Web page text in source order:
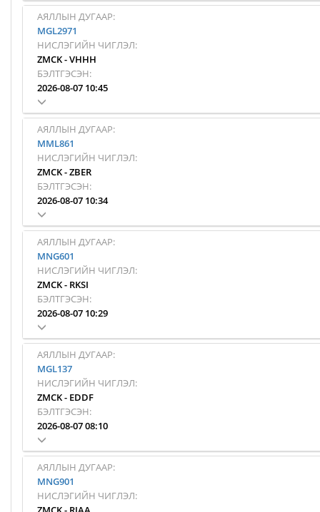
АЯЛЛЫН ДУГААР:
MGL2971
НИСЛЭГИЙН ЧИГЛЭЛ:
ZMCK-VHHH
БЭЛТГЭСЭН:
2026-08-07 10:45
АЯЛЛЫН ДУГААР:
MML861
НИСЛЭГИЙН ЧИГЛЭЛ:
ZMCK-ZBER
БЭЛТГЭСЭН:
2026-08-07 10:34
АЯЛЛЫН ДУГААР:
MNG601
НИСЛЭГИЙН ЧИГЛЭЛ:
ZMCK- RKSI
БЭЛТГЭСЭН:
2026-08-07 10:29
АЯЛЛЫН ДУГААР:
MGL137
НИСЛЭГИЙН ЧИГЛЭЛ:
ZMCK- EDDF
БЭЛТГЭСЭН:
2026-08-07 08:10
АЯЛЛЫН ДУГААР:
MNG901
НИСЛЭГИЙН ЧИГЛЭЛ: